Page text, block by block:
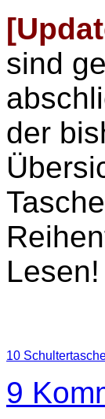
sind
der
Lesen!
10
9